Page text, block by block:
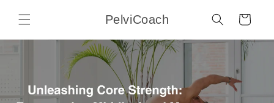
zum
Inhalt
PelviCoach Warenkorb